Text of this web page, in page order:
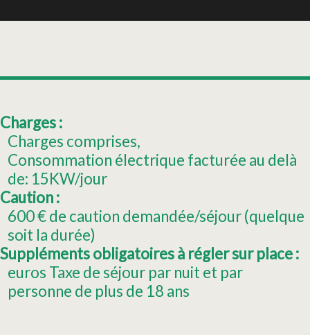
Charges :
Charges comprises
Consommation électrique facturée au delà
de: 15KW/jour
Caution :
600€ de caution demandée/séjour (quelque
soit la durée)
Suppléments obligatoires à régler sur place :
euros Taxe de séjour par nuit et par
personne de plus de 18 ans